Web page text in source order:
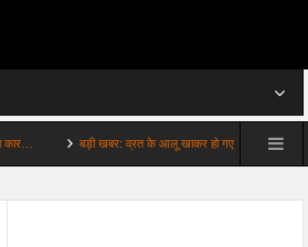
बड़ी खबर: व्रत के आलू खाकर हो गए बोर सावन व्रत में बनाएं …